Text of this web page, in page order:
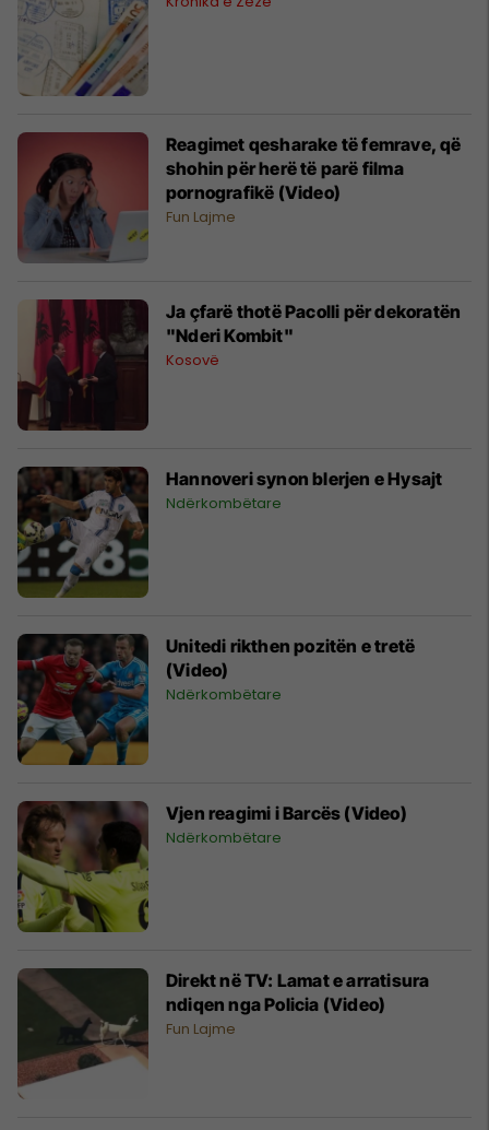
Reagimet qesharake të femrave, që
shohin për herë të parë filma
pornografikë (Video)
Fun Lajme
Ja çfarë thotë Pacolli për dekoratën
"Nderi Kombit"
Kosovë
Hannoveri synon blerjen e Hysajt
Ndërkombëtare
Unitedi rikthen pozitën e tretë
(Video)
Ndërkombëtare
Vjen reagimi i Barcës (Video)
Ndërkombëtare
Direkt në TV: Lamat e arratisura
ndiqen nga Policia (Video)
Fun Lajme